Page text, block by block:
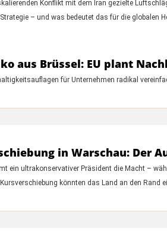
Konflikt mit dem Iran gezielte
– und was bedeutet das für die globalen
aus Brüssel: EU plant
für Unternehmen radikal
in Warschau: Der
ein ultrakonservativer Präsident die Macht –
könnten das Land an den Rand